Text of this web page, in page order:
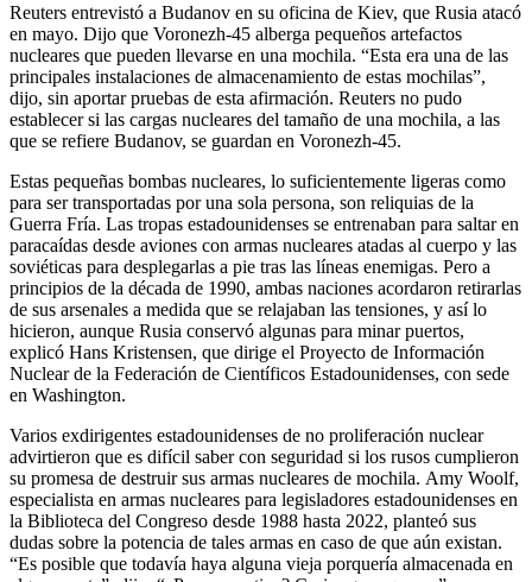
Reuters entrevistó a Budanov en su oficina de Kiev, que Rusia atacó
en mayo. Dijo que Voronezh-45 alberga pequeños artefactos
nucleares que pueden llevarse en una mochila. “Esta era una de las
principales instalaciones de almacenamiento de estas mochilas”,
dijo, sin aportar pruebas de esta afirmación. Reuters no pudo
establecer si las cargas nucleares del tamaño de una mochila, a las
que se refiere Budanov, se guardan en Voronezh-45.
Estas pequeñas bombas nucleares, lo suficientemente ligeras como
para ser transportadas por una sola persona, son reliquias de la
Guerra Fría. Las tropas estadounidenses se entrenaban para saltar en
paracaídas desde aviones con armas nucleares atadas al cuerpo y las
soviéticas para desplegarlas a pie tras las líneas enemigas. Pero a
principios de la década de 1990, ambas naciones acordaron retirarlas
de sus arsenales a medida que se relajaban las tensiones, y así lo
hicieron, aunque Rusia conservó algunas para minar puertos,
explicó Hans Kristensen, que dirige el Proyecto de Información
Nuclear de la Federación de Científicos Estadounidenses, con sede
en Washington.
Varios exdirigentes estadounidenses de no proliferación nuclear
advirtieron que es difícil saber con seguridad si los rusos cumplieron
su promesa de destruir sus armas nucleares de mochila. Amy Woolf,
especialista en armas nucleares para legisladores estadounidenses en
la Biblioteca del Congreso desde 1988 hasta 2022, planteó sus
dudas sobre la potencia de tales armas en caso de que aún existan.
“Es posible que todavía haya alguna vieja porquería almacenada en